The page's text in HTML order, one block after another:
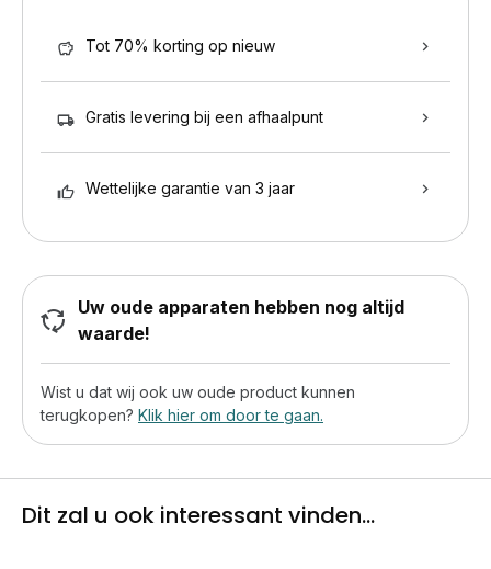
Tot 70% korting op nieuw
Gratis levering bij een afhaalpunt
Wettelijke garantie van 3 jaar
Uw oude apparaten hebben nog altijd
waarde!
Wist u dat wij ook uw oude product kunnen
terugkopen? Klik hier om door te gaan.
Dit zal u ook interessant vinden...